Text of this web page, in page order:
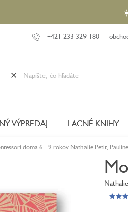
☀️😎
+421 233 329 180
VÝPREDAJ LACNÉ KNIHY
doma 6 - 9 rokov Nathalie Petit,